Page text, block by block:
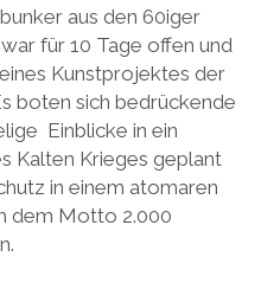
aus den 60iger
für 10 Tage offen und
Kunstprojektes der
boten sich bedrückende
Einblicke in ein
Kalten Krieges geplant
in einem atomaren
dem Motto 2.000